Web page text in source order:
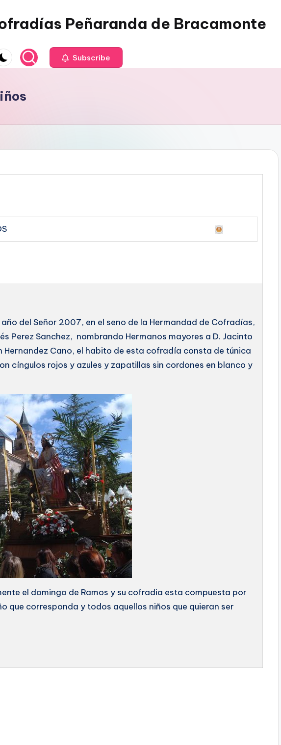
Peñaranda de Bracamonte
Subscribe
del Señor 2007, en el seno de la Hermandad de Cofradías,
Perez Sanchez, nombrando Hermanos mayores a D. Jacinto
Hernandez Cano, el habito de esta cofradía consta de túnica
cíngulos rojos y azules y zapatillas sin cordones en blanco y
el domingo de Ramos y su cofradia esta compuesta por
que corresponda y todos aquellos niños que quieran ser